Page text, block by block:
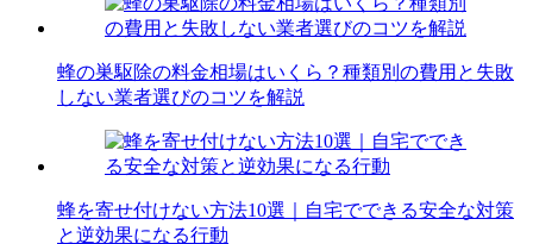
蜂の巣駆除の料金相場はいくら？種類別の費用と失敗
しない業者選びのコツを解説
蜂を寄せ付けない方法10選｜自宅でできる安全な対策
と逆効果になる行動